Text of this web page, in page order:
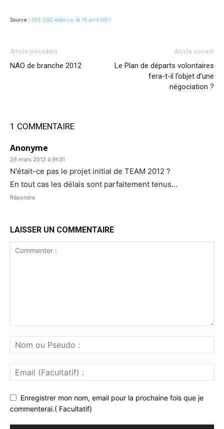
Source : CFE CGC Adecco, le 15 avril 2011
Article précédent
NAO de branche 2012
Article suivant
Le Plan de départs volontaires
fera-t-il l’objet d’une
négociation ?
1 COMMENTAIRE
Anonyme
26 mars 2012 à 9h31
N'était-ce pas le projet initial de TEAM 2012 ?
En tout cas les délais sont parfaitement tenus…
Répondre
LAISSER UN COMMENTAIRE
Enregistrer mon nom, email pour la prochaine fois que je
commenterai.( Facultatif)